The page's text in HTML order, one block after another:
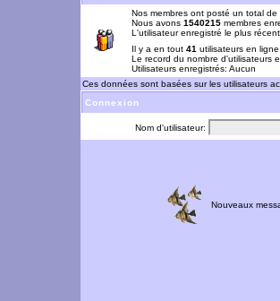
Nos membres ont posté un total de
Nous avons 1540215 membres
L'utilisateur enregistré le plus
Il y a en tout 41 utilisateurs en
Le record du nombre d'utilisateurs
Utilisateurs enregistrés: Aucun
Ces données sont basées sur les utilisateurs
Connexion
Nom d'utilisateur:
Nouveaux